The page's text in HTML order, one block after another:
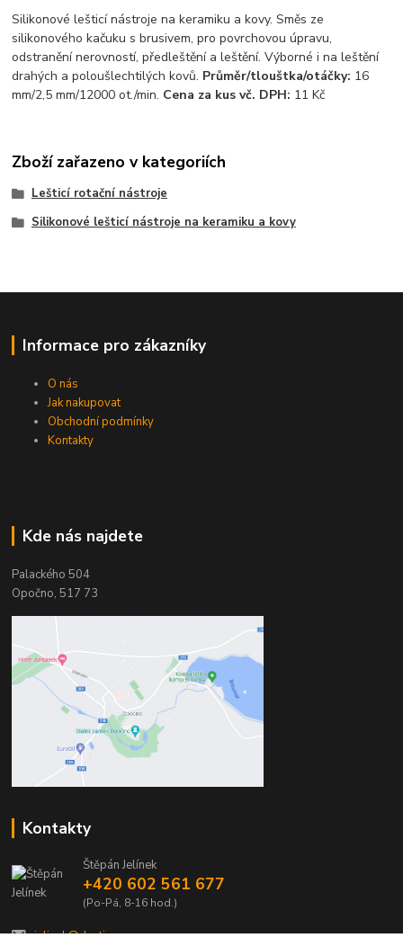
Silikonové lešticí nástroje na keramiku a kovy. Směs ze
silikonového kačuku s brusivem, pro povrchovou úpravu,
odstranění nerovností, předleštění a leštění. Výborné i na leštění
drahých a poloušlechtilých kovů. Průměr/tlouštka/otáčky: 16
mm/2,5 mm/12000 ot./min. Cena za kus vč. DPH: 11 Kč
Zboží zařazeno v kategoriích
Lešticí rotační nástroje
Silikonové lešticí nástroje na keramiku a kovy
Informace pro zákazníky
O nás
Jak nakupovat
Obchodní podmínky
Kontakty
Kde nás najdete
Palackého 504
Opočno, 517 73
Kontakty
Štěpán Jelínek
+420 602 561 677
(Po-Pá, 8-16 hod.)